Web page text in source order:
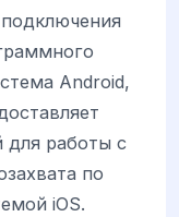
Android,
для работы с
по
iOS.